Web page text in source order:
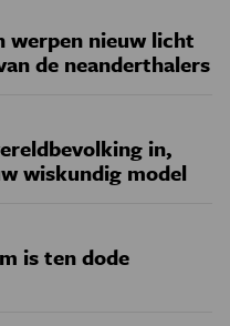
werpen nieuw licht
de neanderthalers
in,
wiskundig model
is ten dode